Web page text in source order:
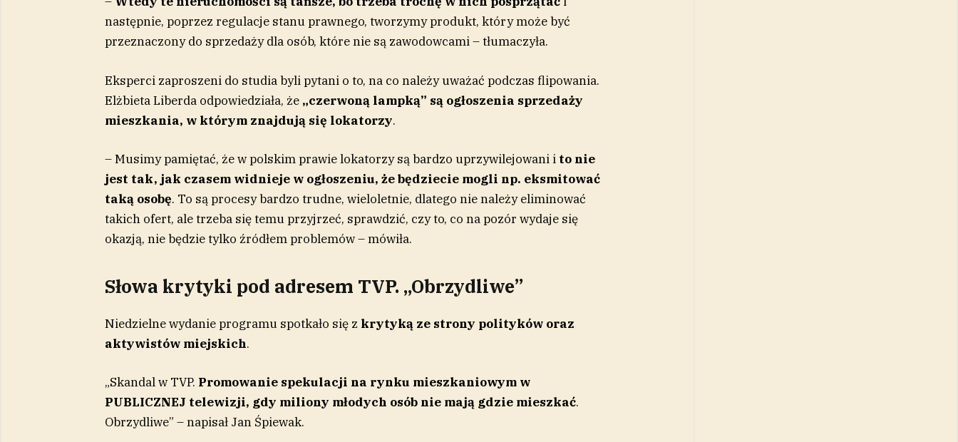
następnie, poprzez regulacje stanu prawnego, tworzymy produkt, który może być
przeznaczony do sprzedaży dla osób, które nie są zawodowcami – tłumaczyła.
Eksperci zaproszeni do studia byli pytani o to, na co należy uważać podczas flipowania.
Elżbieta Liberda odpowiedziała, że„czerwoną lampką” są ogłoszenia sprzedaży
mieszkania, w którym znajdują się lokatorzy.
– Musimy pamiętać, że w polskim prawie lokatorzy są bardzo uprzywilejowani i to nie
jest tak, jak czasem widnieje w ogłoszeniu, że będziecie mogli np. eksmitować
taką osobę. To są procesy bardzo trudne, wieloletnie, dlatego nie należy eliminować
takich ofert, ale trzeba się temu przyjrzeć, sprawdzić, czy to, co na pozór wydaje się
okazją, nie będzie tylko źródłem problemów – mówiła.
Słowa krytyki pod adresem TVP. „Obrzydliwe”
Niedzielne wydanie programu spotkało się z krytyką ze strony polityków oraz
aktywistów miejskich.
„Skandal w TVP. Promowanie spekulacji na rynku mieszkaniowym w
PUBLICZNEJ telewizji, gdy miliony młodych osób nie mają gdzie mieszkać.
Obrzydliwe” – napisał Jan Śpiewak.